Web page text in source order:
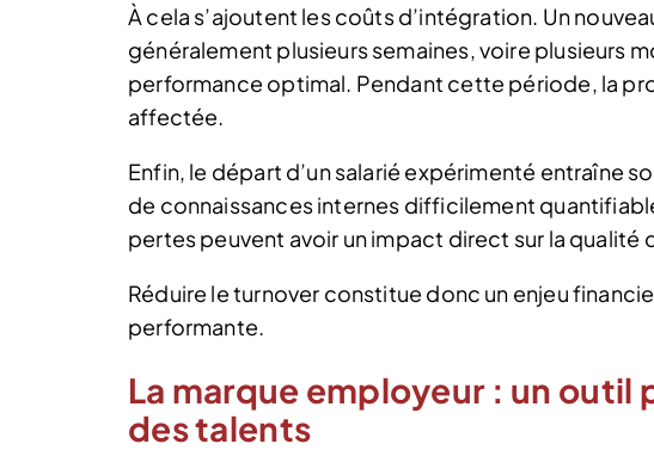
À cela s’ajoutent les coûts d’intégration. Un
généralement plusieurs semaines, voire plusieurs
performance optimal. Pendant cette période, la
affectée.
Enfin, le départ d’un salarié expérimenté entraîne
de connaissances internes difficilement
pertes peuvent avoir un impact direct sur la qualité
Réduire le turnover constitue donc un enjeu
performante.
La marque employeur : un outil
des talents